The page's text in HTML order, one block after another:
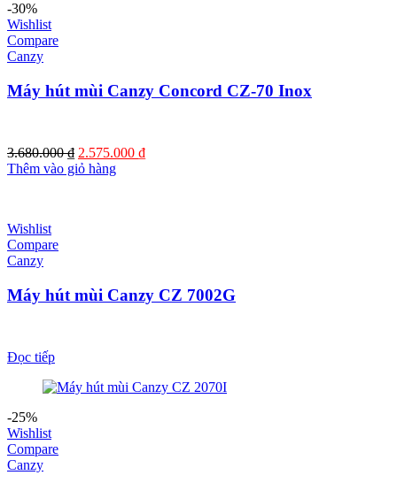
-30%
Wishlist
Compare
Canzy
Máy hút mùi Canzy Concord CZ-70 Inox
3.680.000₫ Giá
gốc
2.575.000 ₫Giá
Thêm vào giỏ hàng
Wishlist
Compare
Canzy
Máy hút mùi Canzy CZ 7002G
Đọc tiếp
-25%
Wishlist
Compare
Canzy